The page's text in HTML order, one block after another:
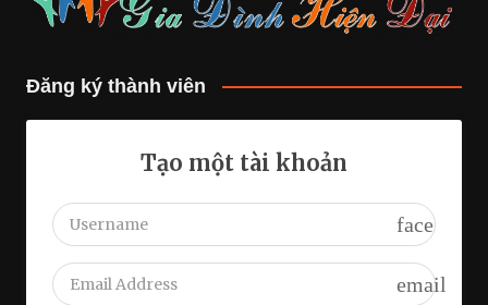
Đăng ký thành viên
Tạo một tài khoản
face
email